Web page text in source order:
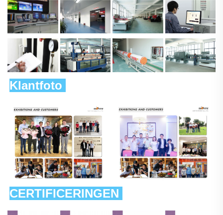
Klantfoto
CERTIFICERINGEN